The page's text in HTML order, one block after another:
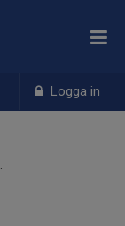
Logga in